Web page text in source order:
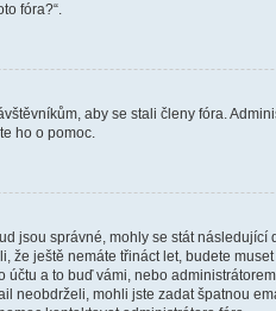
fóra?“.
aby se stali členy fóra.
ho o pomoc.
jsou správné, mohly se stát
že ještě nemáte třináct let, budete
a to buď vámi, nebo
neobdrželi, mohli jste zadat špatnou